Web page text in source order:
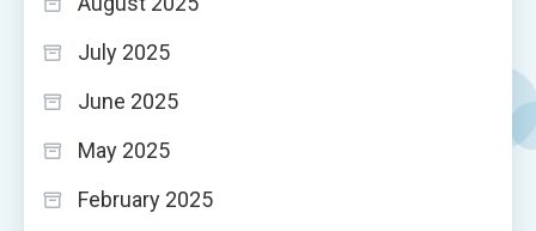
July 2025
June 2025
May 2025
February 2025